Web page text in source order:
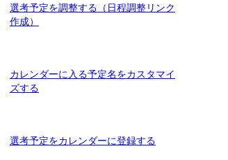
選考予定を調整する（日程調整リンク
作成）
カレンダーに入る予定名をカスタマイ
ズする
選考予定をカレンダーに登録する